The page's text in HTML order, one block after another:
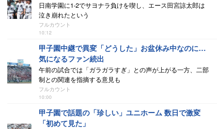
日南学園に1-2でサヨナラ負けを喫し、エース田宮諒太郎は
泣き崩れたという
フルカウント
10:12
甲子園中継で異変「どうした」お盆休み中なのに…
気になるファン続出
午前の試合では「ガラガラすぎ」との声が上がる一方、二部
制との関連を指摘する意見も
フルカウント
10:00
甲子園で話題の「珍しい」ユニホーム 数日で激変
「初めて見た」